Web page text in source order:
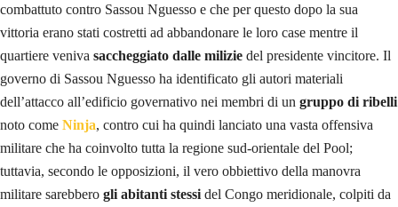
combattuto contro Sassou Nguesso e che per questo dopo la sua
vittoria erano stati costretti ad abbandonare le loro case mentre il
quartiere veniva saccheggiato dalle milizie del presidente vincitore. Il
governo di Sassou Nguesso ha identificato gli autori materiali
dell’attacco all’edificio governativo nei membri di un gruppo di ribelli
noto come Ninja, contro cui ha quindi lanciato una vasta offensiva
militare che ha coinvolto tutta la regione sud-orientale del Pool;
tuttavia, secondo le opposizioni, il vero obbiettivo della manovra
militare sarebbero gli abitanti stessi del Congo meridionale, colpiti da